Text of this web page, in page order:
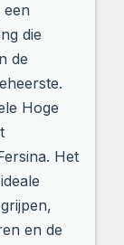
een
die
de
Hoge
Het
en de